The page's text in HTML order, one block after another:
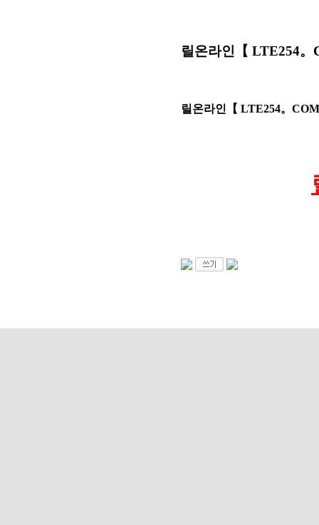
릴온라인【 LTE254
릴온라인【 LTE254。